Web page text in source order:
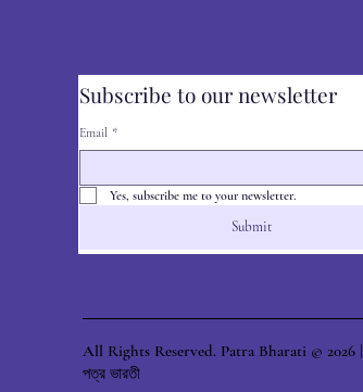
Subscribe to our newsletter
Email *
Yes, subscribe me to your newsletter.
Submit
All Rights Reserved. Patra Bharati © 2026 |
পত্র ভারতী